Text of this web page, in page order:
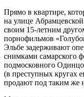
Прямо в квартире,
на улице
своим 15-летним
порнофильмов
Эльбе задерживают
снимками самарского
подмосковного
(в преступных кругах
продают под таким же